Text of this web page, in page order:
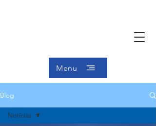
Menu
Blog
Notícias